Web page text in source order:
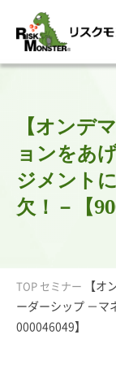
簡体中文
【オンデ
ョンをあ
ジメント
欠！－【
TOP セミナー
【オ
ーダーシップ －マ
000046049】